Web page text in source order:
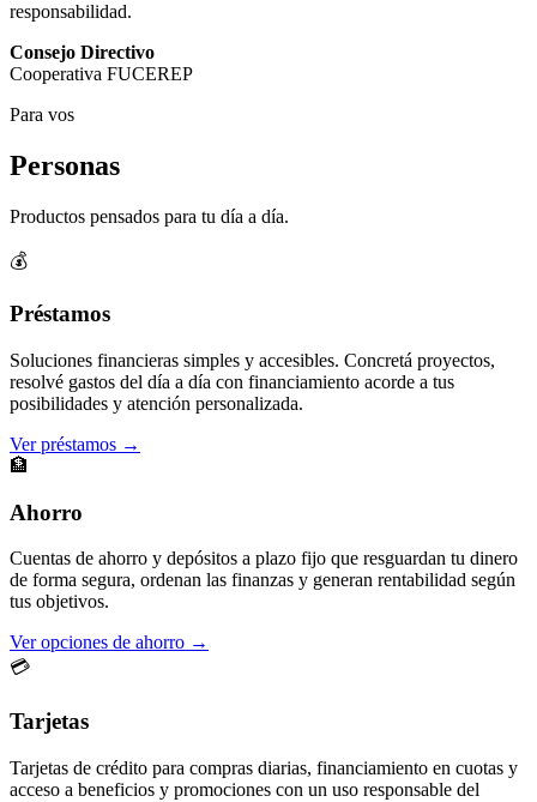
responsabilidad.
Consejo Directivo
Cooperativa FUCEREP
Para vos
Personas
Productos pensados para tu día a día.
💰
Préstamos
Soluciones financieras simples y accesibles. Concretá proyectos,
resolvé gastos del día a día con financiamiento acorde a tus
posibilidades y atención personalizada.
Ver préstamos →
🏦
Ahorro
Cuentas de ahorro y depósitos a plazo fijo que resguardan tu dinero
de forma segura, ordenan las finanzas y generan rentabilidad según
tus objetivos.
Ver opciones de ahorro →
💳
Tarjetas
Tarjetas de crédito para compras diarias, financiamiento en cuotas y
acceso a beneficios y promociones con un uso responsable del